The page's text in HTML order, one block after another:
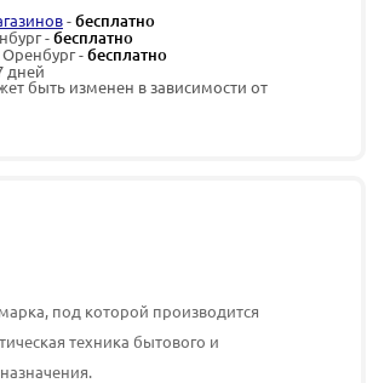
-бесплатно
-бесплатно
Оренбург -бесплатно
дней
быть изменен в зависимости от
под которой производится
техника бытового и